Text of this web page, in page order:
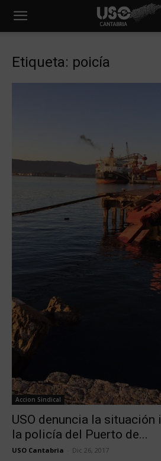
Etiqueta: poicía
Accion Sindical
USO denuncia la situación
la policía del Puerto de...
USO Cantabria Dic 26, 2017